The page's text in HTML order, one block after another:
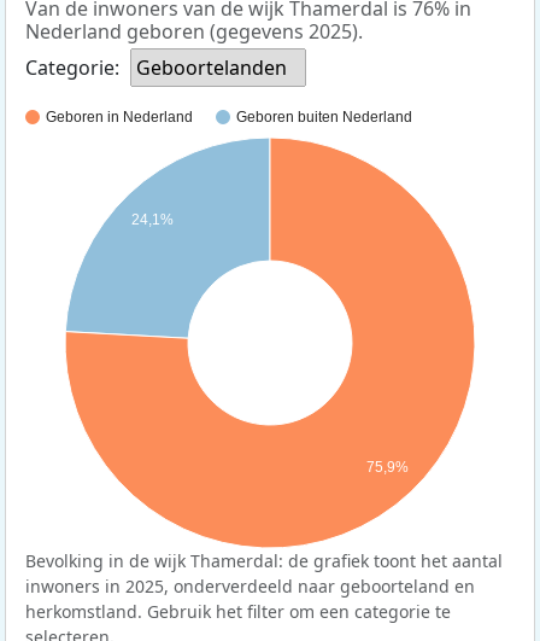
Van de inwoners van de wijk Thamerdal is 76% in
Nederland geboren (gegevens 2025).
Categorie:
Geboortelanden
Geboren in Nederland Geboren buiten Nederland
24,1%
75,9%
Bevolking in de wijk Thamerdal: de grafiek toont het aantal
inwoners in 2025, onderverdeeld naar geboorteland en
herkomstland. Gebruik het filter om een categorie te